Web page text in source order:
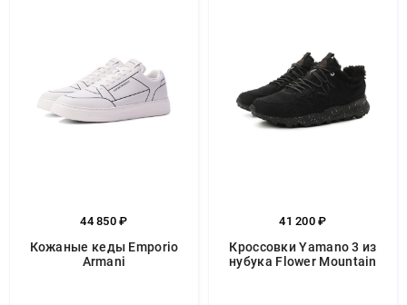
44 850 ₽
Кожаные кеды Emporio
Armani
41 200 ₽
Кроссовки Yamano 3 из
нубука Flower Mountain